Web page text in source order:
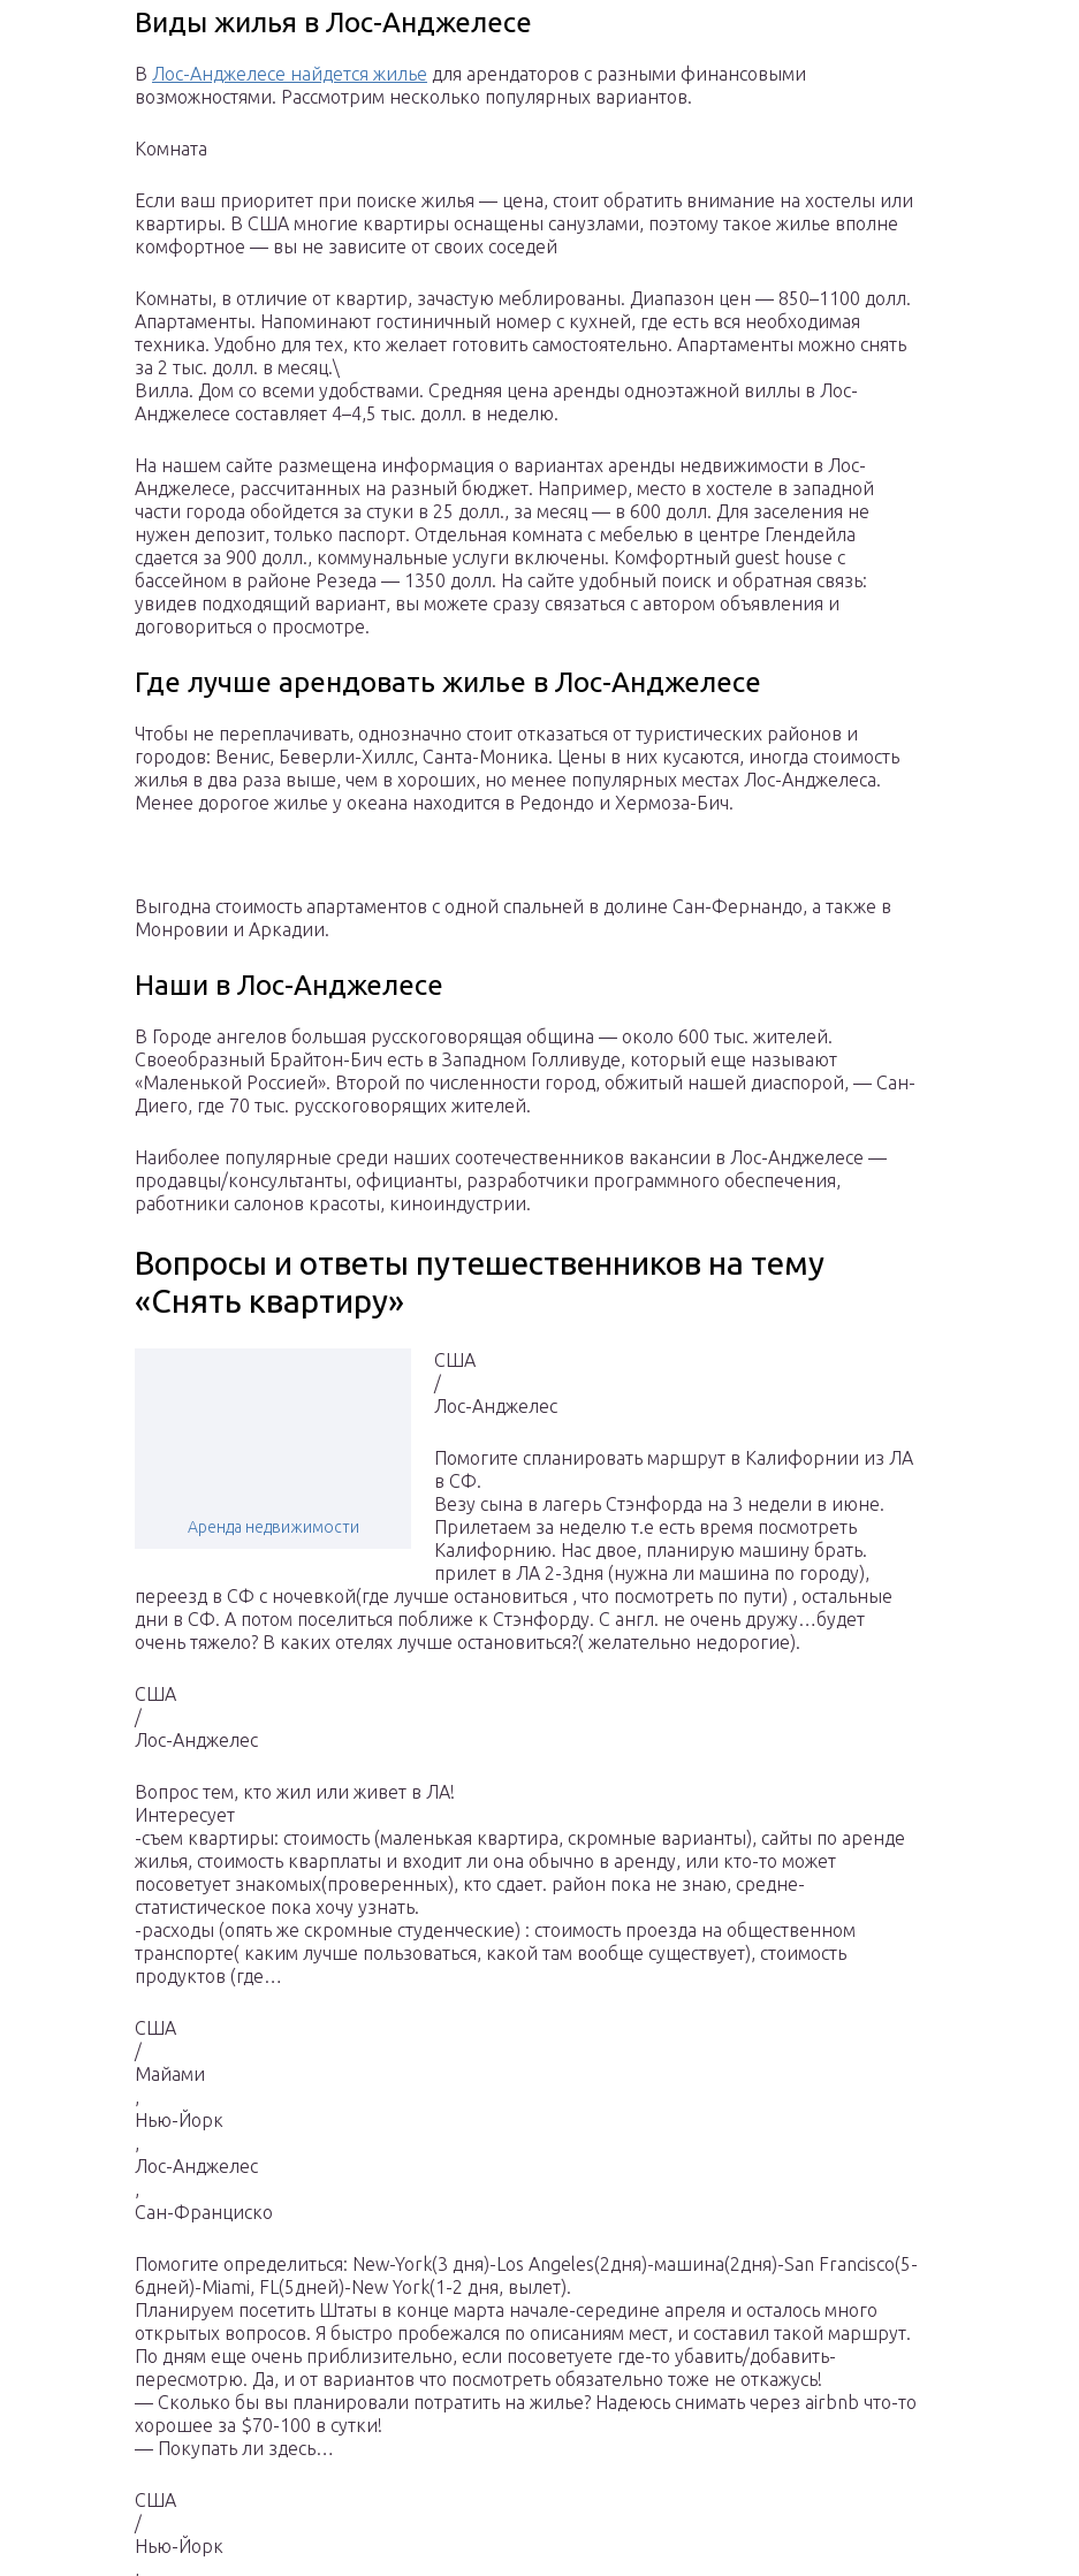
Виды жилья в Лос-Анджелесе
В Лос-Анджелесе найдется жилье для арендаторов с разными финансовыми
возможностями. Рассмотрим несколько популярных вариантов.
Комната
Если ваш приоритет при поиске жилья — цена, стоит обратить внимание на хостелы или
квартиры. В США многие квартиры оснащены санузлами, поэтому такое жилье вполне
комфортное — вы не зависите от своих соседей
Комнаты, в отличие от квартир, зачастую меблированы. Диапазон цен — 850–1100 долл.
Апартаменты. Напоминают гостиничный номер с кухней, где есть вся необходимая
техника. Удобно для тех, кто желает готовить самостоятельно. Апартаменты можно снять
за 2 тыс. долл. в месяц.\
Вилла. Дом со всеми удобствами. Средняя цена аренды одноэтажной виллы в Лос-
Анджелесе составляет 4–4,5 тыс. долл. в неделю.
На нашем сайте размещена информация о вариантах аренды недвижимости в Лос-
Анджелесе, рассчитанных на разный бюджет. Например, место в хостеле в западной
части города обойдется за стуки в 25 долл., за месяц — в 600 долл. Для заселения не
нужен депозит, только паспорт. Отдельная комната с мебелью в центре Глендейла
сдается за 900 долл., коммунальные услуги включены. Комфортный guest house с
бассейном в районе Резеда — 1350 долл. На сайте удобный поиск и обратная связь:
увидев подходящий вариант, вы можете сразу связаться с автором объявления и
договориться о просмотре.
Где лучше арендовать жилье в Лос-Анджелесе
Чтобы не переплачивать, однозначно стоит отказаться от туристических районов и
городов: Венис, Беверли-Хиллс, Санта-Моника. Цены в них кусаются, иногда стоимость
жилья в два раза выше, чем в хороших, но менее популярных местах Лос-Анджелеса.
Менее дорогое жилье у океана находится в Редондо и Хермоза-Бич.
Выгодна стоимость апартаментов с одной спальней в долине Сан-Фернандо, а также в
Монровии и Аркадии.
Наши в Лос-Анджелесе
В Городе ангелов большая русскоговорящая община — около 600 тыс. жителей.
Своеобразный Брайтон-Бич есть в Западном Голливуде, который еще называют
«Маленькой Россией». Второй по численности город, обжитый нашей диаспорой, — Сан-
Диего, где 70 тыс. русскоговорящих жителей.
Наиболее популярные среди наших соотечественников вакансии в Лос-Анджелесе —
продавцы/консультанты, официанты, разработчики программного обеспечения,
работники салонов красоты, киноиндустрии.
Вопросы и ответы путешественников на тему
«Снять квартиру»
Аренда недвижимости
США
/
Лос-Анджелес
Помогите спланировать маршрут в Калифорнии из ЛА
в СФ.
Везу сына в лагерь Стэнфорда на 3 недели в июне.
Прилетаем за неделю т.е есть время посмотреть
Калифорнию. Нас двое, планирую машину брать.
прилет в ЛА 2-3дня (нужна ли машина по городу),
переезд в СФ с ночевкой(где лучше остановиться , что посмотреть по пути) , остальные
дни в СФ. А потом поселиться поближе к Стэнфорду. С англ. не очень дружу…будет
очень тяжело? В каких отелях лучше остановиться?( желательно недорогие).
США
/
Лос-Анджелес
Вопрос тем, кто жил или живет в ЛА!
Интересует
-съем квартиры: стоимость (маленькая квартира, скромные варианты), сайты по аренде
жилья, стоимость кварплаты и входит ли она обычно в аренду, или кто-то может
посоветует знакомых(проверенных), кто сдает. район пока не знаю, средне-
статистическое пока хочу узнать.
-расходы (опять же скромные студенческие) : стоимость проезда на общественном
транспорте( каким лучше пользоваться, какой там вообще существует), стоимость
продуктов (где…
США
/
Майами
,
Нью-Йорк
,
Лос-Анджелес
,
Сан-Франциско
Помогите определиться: New-York(3 дня)-Los Angeles(2дня)-машина(2дня)-San Francisco(5-
6дней)-Miami, FL(5дней)-New York(1-2 дня, вылет).
Планируем посетить Штаты в конце марта начале-середине апреля и осталось много
открытых вопросов. Я быстро пробежался по описаниям мест, и составил такой маршрут.
По дням еще очень приблизительно, если посоветуете где-то убавить/добавить-
пересмотрю. Да, и от вариантов что посмотреть обязательно тоже не откажусь!
— Сколько бы вы планировали потратить на жилье? Надеюсь снимать через airbnb что-то
хорошее за $70-100 в сутки!
— Покупать ли здесь…
США
/
Нью-Йорк
,